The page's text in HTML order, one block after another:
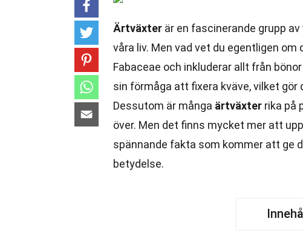
Ärtväxter är en fascinerande grupp
våra liv. Men vad vet du egentligen om
Fabaceae och inkluderar allt från
sin förmåga att fixera kväve, vilket
Dessutom är många ärtväxter rika på
över. Men det finns mycket mer att
spännande fakta som kommer att ge
betydelse.